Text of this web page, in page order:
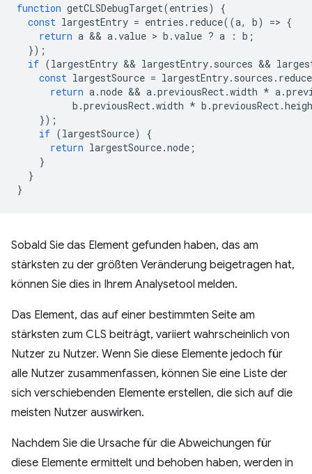
function getCLSDebugTarget(entries)
{
const largestEntry = entries . reduce((a, b) => {
return a && a .value > b .value ? a : b ;
});
if (largestEntry && largestEntry. sources &&
const largestSource = largestEntry. sources . reduce
return a .node && a .previousRect .width * a .
b .previousRect .width * b .previousRect .
});
if (largestSource)
{
return largestSource.node ;
}
}
}
Sobald Sie das Element gefunden haben, das am
stärksten zu der größten Veränderung beigetragen hat,
können Sie dies in Ihrem Analysetool melden.
Das Element, das auf einer bestimmten Seite am
stärksten zum CLS beiträgt, variiert wahrscheinlich von
Nutzer zu Nutzer. Wenn Sie diese Elemente jedoch für
alle Nutzer zusammenfassen, können Sie eine Liste der
sich verschiebenden Elemente erstellen, die sich auf die
meisten Nutzer auswirken.
Nachdem Sie die Ursache für die Abweichungen für
diese Elemente ermittelt und behoben haben, werden in